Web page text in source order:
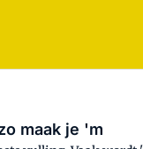
maak je 'm